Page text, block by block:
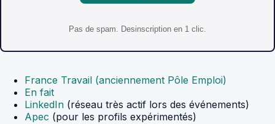
Pas de spam. Desinscription en 1 clic.
France Travail (anciennement Pôle Emploi)
En fait
LinkedIn (réseau très actif lors des événements)
Apec (pour les profils expérimentés)